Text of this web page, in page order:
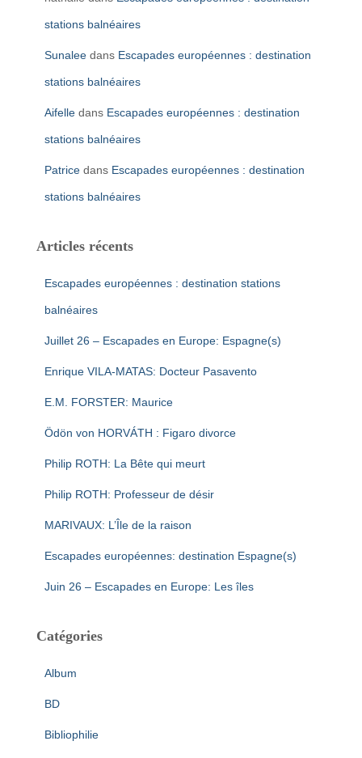
stations balnéaires
Sunalee dans Escapades européennes : destination
stations balnéaires
Aifelle dans Escapades européennes : destination
stations balnéaires
Patrice dans Escapades européennes : destination
stations balnéaires
Articles récents
Escapades européennes : destination stations
balnéaires
Juillet 26 – Escapades en Europe: Espagne(s)
Enrique VILA-MATAS: Docteur Pasavento
E.M. FORSTER: Maurice
Ödön von HORVÁTH : Figaro divorce
Philip ROTH: La Bête qui meurt
Philip ROTH: Professeur de désir
MARIVAUX: L’Île de la raison
Escapades européennes: destination Espagne(s)
Juin 26 – Escapades en Europe: Les îles
Catégories
Album
BD
Bibliophilie